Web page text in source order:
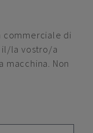
commerciale di
il/la vostro/a
Non